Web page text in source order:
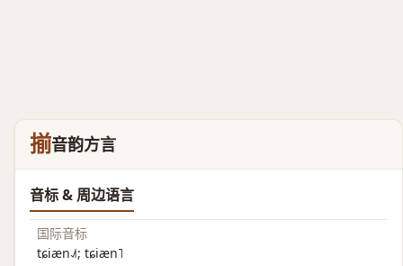
揃音韵方言
音标 & 周边语言
国际音标
tɕiæn˨˩˦; tɕiæn˥